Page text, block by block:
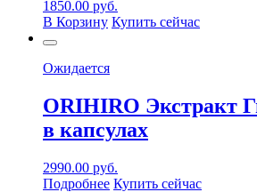
1850.00 руб.
В Корзину Купить сейчас
Ожидается
ORIHIRO Экстракт
в капсулах
2990.00 руб.
Подробнее Купить сейчас